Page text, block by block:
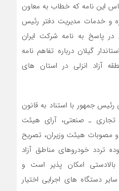
این نامه که خطاب به معاون
و خدمات مدیریت دفتر رئیس
پاسخ به نامه شرکت ایران
گیلان درباره تفاهم نامه
آزاد انزلی در استان های
جمهور با استناد به قانون
تجاری ـ صنعتی، آرای هیئت
مصوبات هیئت وزیران، تصریح
تردد خودروهای مناطق آزاد
امکان پذیر است و
دستگاه های اجرایی اختیار